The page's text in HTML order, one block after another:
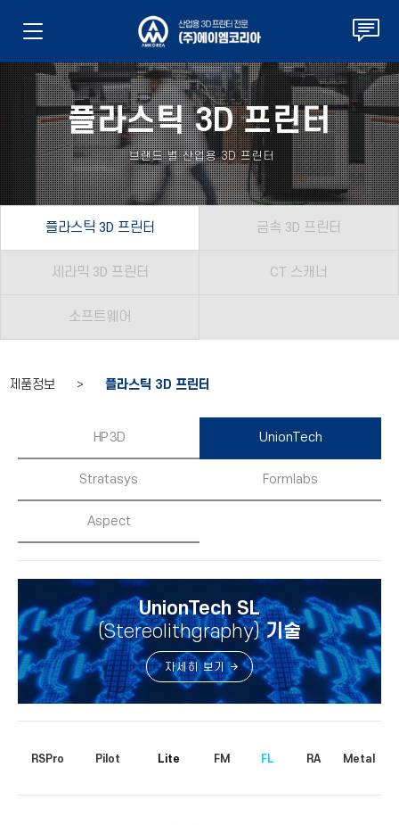
플라스틱 3D 프린터
브랜드 별 산업용 3D 프린터
플라스틱 3D 프린터 금속 3D 프린터
세라믹 3D 프린터 CT 스캐너
소프트웨어
제품정보 > 플라스틱 3D 프린터
HP 3D UnionTech
Stratasys Formlabs
Aspect
UnionTech SL
(Stereolithgraphy)기술
자세히 보기
RSPro Pilot Lite FM FL RA Metal